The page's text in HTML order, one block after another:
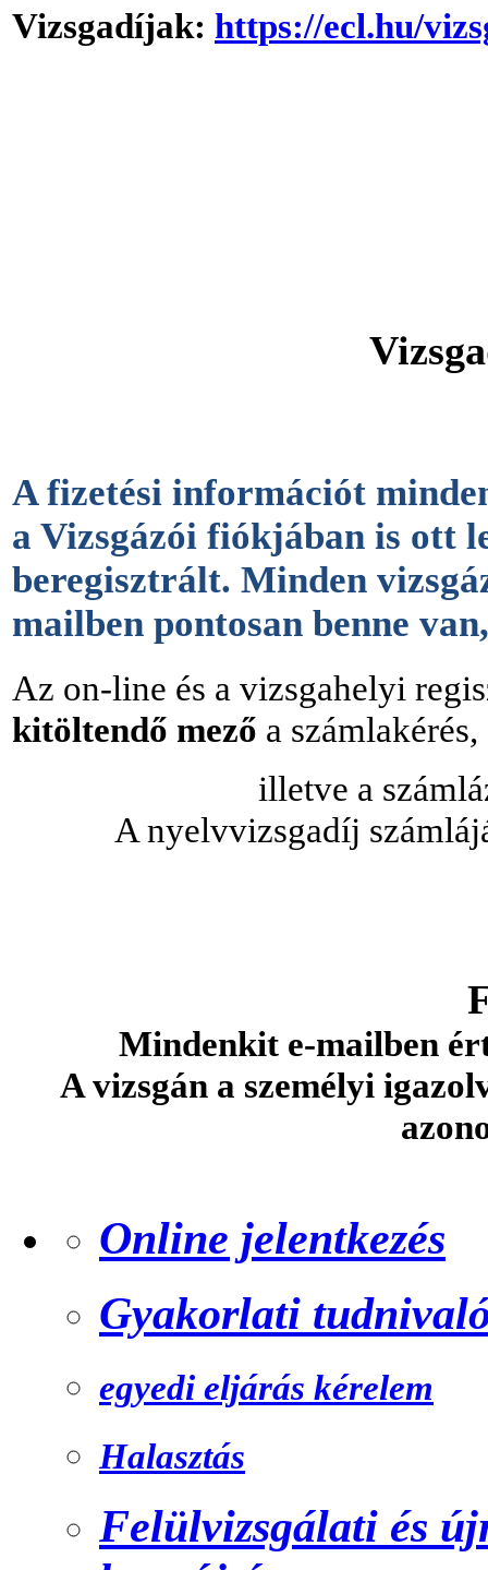
Vizsgadíjak: https://ecl.hu/
A fizetési információt
a Vizsgázói fiókjában is ott
beregisztrált. Minden
mailben pontosan benne
Az on-line és a vizsgahelyi
kitöltendő mező a számlakérés,
illetve a
A nyelvvizsgadíj
Mindenkit e-mailben
A vizsgán a személyi
Online jelentkezés
Gyakorlati
egyedi eljárás kérelem
Halasztás
Felülvizsgálati és